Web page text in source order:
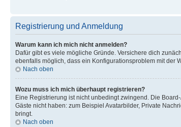
Registrierung und Anmeldung
Warum kann ich mich nicht anmelden?
Dafür gibt es viele mögliche Gründe. Versichere dich
ebenfalls möglich, dass ein Konfigurationsproblem mit der
Nach oben
Wozu muss ich mich überhaupt registrieren?
Eine Registrierung ist nicht unbedingt zwingend. Die
Gäste nicht haben: zum Beispiel Avatarbilder, Private
bringt.
Nach oben